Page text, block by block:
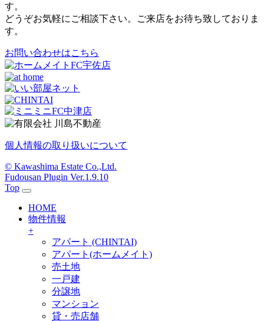
す。
どうぞお気軽にご相談下さい。ご来店をお待ち致しておりま
す。
お問い合わせはこちら
個人情報の取り扱いについて
© Kawashima Estate Co.,Ltd.
Fudousan Plugin Ver.1.9.10
Top
HOME
物件情報
+
アパート (CHINTAI)
アパート(ホームメイト)
売土地
一戸建
分譲地
マンション
貸・売店舗